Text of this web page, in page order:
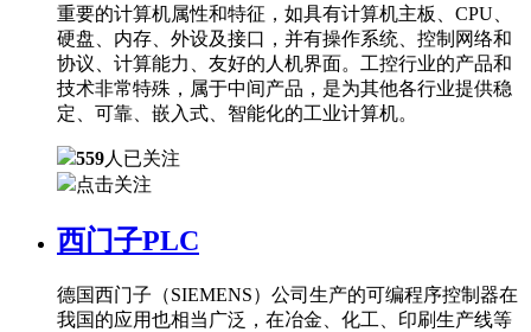
重要的计算机属性和特征，如具有计算机主板、CPU、
硬盘、内存、外设及接口，并有操作系统、控制网络和
协议、计算能力、友好的人机界面。工控行业的产品和
技术非常特殊，属于中间产品，是为其他各行业提供稳
定、可靠、嵌入式、智能化的工业计算机。
559人已关注
点击关注
西门子PLC
德国西门子（SIEMENS）公司生产的可编程序控制器在
我国的应用也相当广泛，在冶金、化工、印刷生产线等